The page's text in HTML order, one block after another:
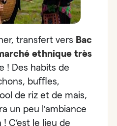
transfert vers Bac
ethnique très
! Des habits de
buﬄes,
de riz et de mais,
un peu l’ambiance
! C’est le lieu de